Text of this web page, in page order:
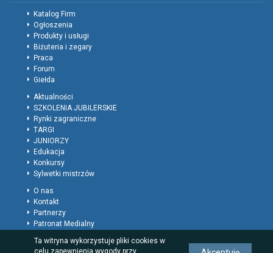
Katalog Firm
Ogłoszenia
Produkty i usługi
Biżuteria i zegary
Praca
Forum
Giełda
Aktualności
SZKOLENIA JUBILERSKIE
Rynki zagraniczne
TARGI
JUNIORZY
Edukacja
Konkursy
Sylwetki mistrzów
O nas
Kontakt
Partnerzy
Patronat Medialny
Regulamin
Ta witryna wykorzystuje pliki cookies w
celu zapewnienia wygody przy